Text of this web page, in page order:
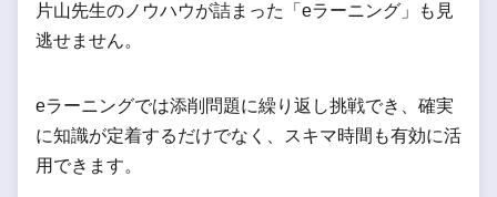
片山先生のノウハウが詰まった「eラーニング」も見
逃せません。
eラーニングでは添削問題に繰り返し挑戦でき、確実
に知識が定着するだけでなく、スキマ時間も有効に活
用できます。